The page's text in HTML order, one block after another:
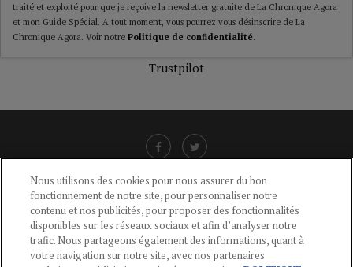
traité et exploité pour que je reçoive la newsletter gratuite de La Chronique Agora
et mon Guide Spécial. A tout moment, vous pourrez vous désinscrire de La
Chronique Agora. Voir notre Politique de confidentialité.
Trustpilot
CGU-POLITIQUE DE CONFIDENTIALITÉ -POLITIQUE DES COOKIES
MENTIONS LÉGALES -AIDE
Nous utilisons des cookies pour nous assurer du bon
fonctionnement de notre site, pour personnaliser notre
contenu et nos publicités, pour proposer des fonctionnalités
disponibles sur les réseaux sociaux et afin d’analyser notre
trafic. Nous partageons également des informations, quant à
votre navigation sur notre site, avec nos partenaires